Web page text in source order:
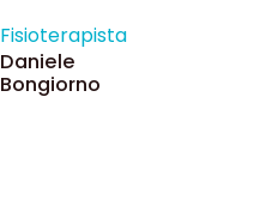
Fisioterapista
Daniele
Bongiorno